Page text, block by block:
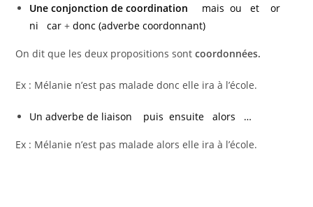
Une conjonction de coordination mais ou et or
ni car +donc (adverbe coordonnant)
On dit que les deux propositions sontcoordonnées.
Ex : Mélanie n’est pas malade donc elle ira à l’école.
Un adverbe de liaison puis ensuite alors …
Ex : Mélanie n’est pas malade alors elle ira à l’école.